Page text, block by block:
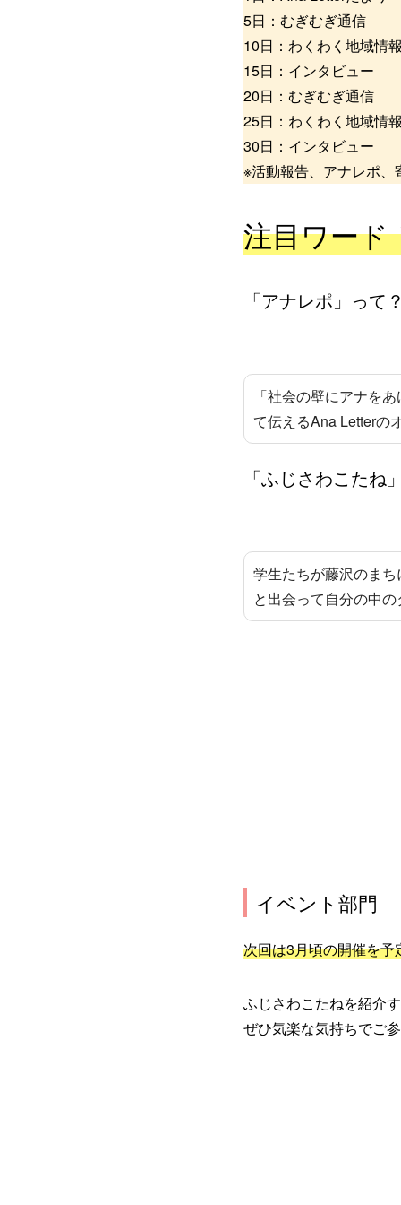
5日：むぎむぎ通信
10日：わくわく地域情報
15日：インタビュー
20日：むぎむぎ通信
25日：わくわく地域情報
30日：インタビュー
※活動報告、アナレポ
注目ワード
「アナレポ」って？
「社会の壁にアナを
て伝えるAna Letterの
「ふじさわこたね
学生たちが藤沢のま
と出会って自分の中
イベント部門
次回は3月頃の開催を予
ふじさわこたねを紹介
ぜひ気楽な気持ちでご